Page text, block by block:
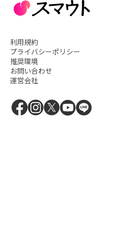
利用規約
プライバシーポリシー
推奨環境
お問い合わせ
運営会社